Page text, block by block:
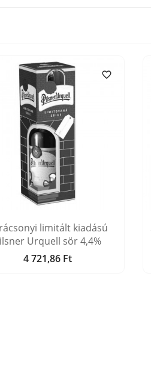

limitált kiadású
Urquell sör 4,4%
Ár
4 721,86 Ft